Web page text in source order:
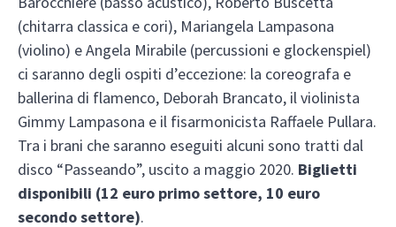
(chitarra classica e cori), Mariangela Lampasona
(violino) e Angela Mirabile (percussioni e glockenspiel)
ci saranno degli ospiti d’eccezione: la coreografa e
ballerina di flamenco, Deborah Brancato, il violinista
Gimmy Lampasona e il fisarmonicista Raffaele Pullara.
Tra i brani che saranno eseguiti alcuni sono tratti dal
disco “Passeando”, uscito a maggio 2020. Biglietti
disponibili (12 euro primo settore, 10 euro
secondo settore).